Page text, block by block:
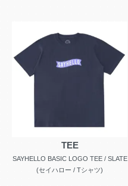
TEE
SAYHELLO BASIC LOGO TEE / SLATE
(セイハロー / Tシャツ)